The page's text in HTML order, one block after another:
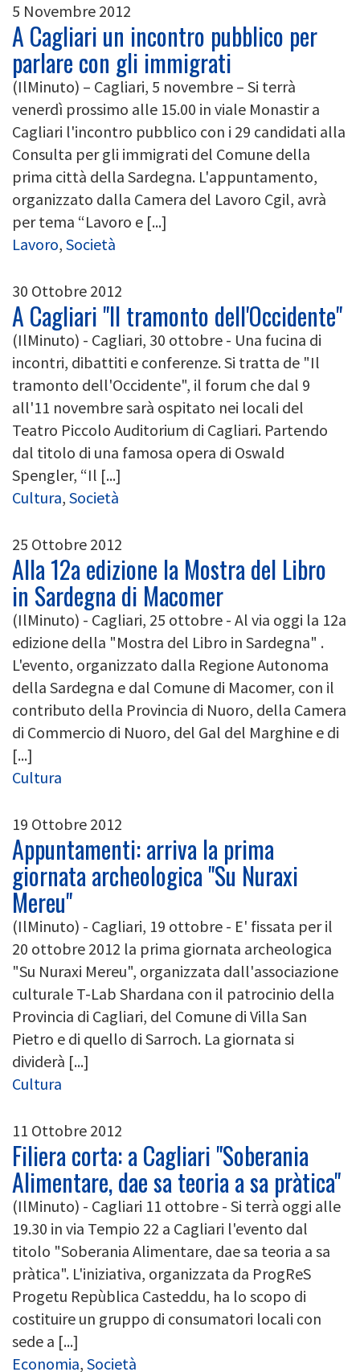
5 Novembre 2012
A Cagliari un incontro pubblico per
parlare con gli immigrati
(IlMinuto) – Cagliari, 5 novembre – Si terrà
venerdì prossimo alle 15.00 in viale Monastir a
Cagliari l'incontro pubblico con i 29 candidati alla
Consulta per gli immigrati del Comune della
prima città della Sardegna. L'appuntamento,
organizzato dalla Camera del Lavoro Cgil, avrà
per tema “Lavoro e [...]
Lavoro, Società
30 Ottobre 2012
A Cagliari "Il tramonto dell'Occidente"
(IlMinuto) - Cagliari, 30 ottobre - Una fucina di
incontri, dibattiti e conferenze. Si tratta de "Il
tramonto dell'Occidente", il forum che dal 9
all'11 novembre sarà ospitato nei locali del
Teatro Piccolo Auditorium di Cagliari. Partendo
dal titolo di una famosa opera di Oswald
Spengler, “Il [...]
Cultura, Società
25 Ottobre 2012
Alla 12a edizione la Mostra del Libro
in Sardegna di Macomer
(IlMinuto) - Cagliari, 25 ottobre - Al via oggi la 12a
edizione della "Mostra del Libro in Sardegna" .
L'evento, organizzato dalla Regione Autonoma
della Sardegna e dal Comune di Macomer, con il
contributo della Provincia di Nuoro, della Camera
di Commercio di Nuoro, del Gal del Marghine e di
[...]
Cultura
19 Ottobre 2012
Appuntamenti: arriva la prima
giornata archeologica "Su Nuraxi
Mereu"
(IlMinuto) - Cagliari, 19 ottobre - E' fissata per il
20 ottobre 2012 la prima giornata archeologica
"Su Nuraxi Mereu", organizzata dall'associazione
culturale T-Lab Shardana con il patrocinio della
Provincia di Cagliari, del Comune di Villa San
Pietro e di quello di Sarroch. La giornata si
dividerà [...]
Cultura
11 Ottobre 2012
Filiera corta: a Cagliari "Soberania
Alimentare, dae sa teoria a sa pràtica"
(IlMinuto) - Cagliari 11 ottobre - Si terrà oggi alle
19.30 in via Tempio 22 a Cagliari l'evento dal
titolo "Soberania Alimentare, dae sa teoria a sa
pràtica". L'iniziativa, organizzata da ProgReS
Progetu Repùblica Casteddu, ha lo scopo di
costituire un gruppo di consumatori locali con
sede a [...]
Economia, Società